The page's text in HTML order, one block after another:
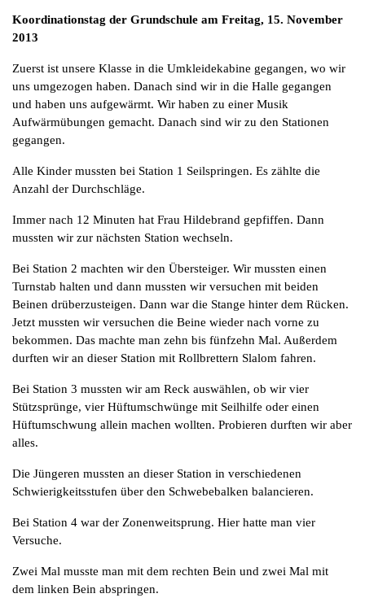
Koordinationstag der Grundschule am Freitag, 15. November
2013
Zuerst ist unsere Klasse in die Umkleidekabine gegangen, wo wir
uns umgezogen haben. Danach sind wir in die Halle gegangen
und haben uns aufgewärmt. Wir haben zu einer Musik
Aufwärmübungen gemacht. Danach sind wir zu den Stationen
gegangen.
Alle Kinder mussten bei Station 1 Seilspringen. Es zählte die
Anzahl der Durchschläge.
Immer nach 12 Minuten hat Frau Hildebrand gepfiffen. Dann
mussten wir zur nächsten Station wechseln.
Bei Station 2 machten wir den Übersteiger. Wir mussten einen
Turnstab halten und dann mussten wir versuchen mit beiden
Beinen drüberzusteigen. Dann war die Stange hinter dem Rücken.
Jetzt mussten wir versuchen die Beine wieder nach vorne zu
bekommen. Das machte man zehn bis fünfzehn Mal. Außerdem
durften wir an dieser Station mit Rollbrettern Slalom fahren.
Bei Station 3 mussten wir am Reck auswählen, ob wir vier
Stützsprünge, vier Hüftumschwünge mit Seilhilfe oder einen
Hüftumschwung allein machen wollten. Probieren durften wir aber
alles.
Die Jüngeren mussten an dieser Station in verschiedenen
Schwierigkeitsstufen über den Schwebebalken balancieren.
Bei Station 4 war der Zonenweitsprung. Hier hatte man vier
Versuche.
Zwei Mal musste man mit dem rechten Bein und zwei Mal mit
dem linken Bein abspringen.